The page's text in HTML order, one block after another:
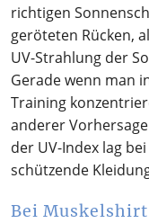
richtigen
geröteten Rücken,
UV-Strahlung der
Gerade wenn man
Training
anderer
der UV-Index lag
schützende
Bei